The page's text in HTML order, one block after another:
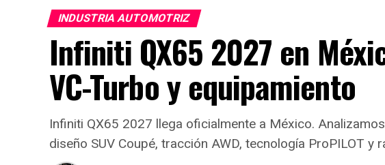
INDUSTRIA AUTOMOTRIZ
Infiniti QX65 2027 en
VC-Turbo y equipamiento
Infiniti QX65 2027 llega oficialmente a México.
diseño SUV Coupé, tracción AWD, tecnología ProPILOT y